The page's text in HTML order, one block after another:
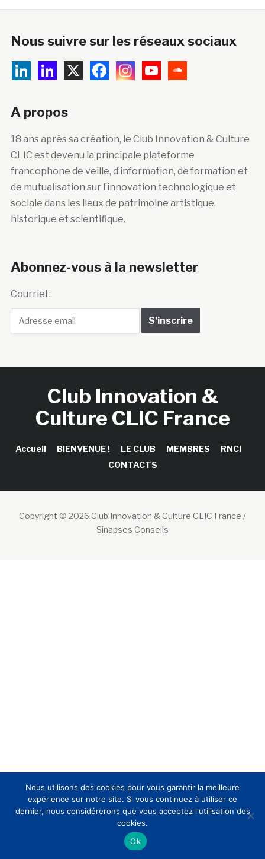
Nous suivre sur les réseaux sociaux
A propos
18 ans après sa création, le Club Innovation & Culture
CLIC est devenu la principale plateforme
francophone de veille, d’information, de formation et
de mutualisation sur l’innovation technologique et
sociale dans les lieux de patrimoine artistique,
historique et scientifique.
Abonnez-vous à la newsletter
Courriel :
Club Innovation &
Culture CLIC France
Accueil BIENVENUE ! LE CLUB MEMBRES
RNCI
CONTACTS
Copyright © 2026 Club Innovation & Culture CLIC France /
Sinapses Conseils
Nous utilisons des cookies pour vous garantir la meilleure
expérience sur notre site. Si vous continuez à utiliser ce
dernier, nous considérerons que vous acceptez l'utilisation des
cookies.
Ok